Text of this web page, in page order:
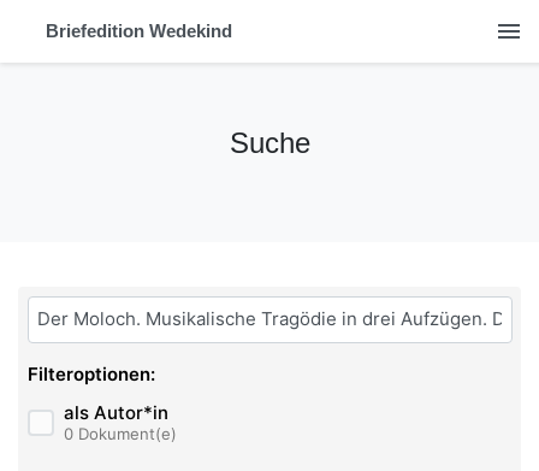
Briefedition Wedekind menu
Suche
Bitte geben Sie hier ihren Suchbegriff ein:
Filteroptionen:
als Autor*in
0 Dokument(e)